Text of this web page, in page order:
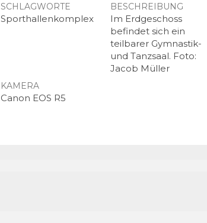
SCHLAGWORTE
Sporthallenkomplex
BESCHREIBUNG
Im Erdgeschoss
befindet sich ein
teilbarer Gymnastik-
und Tanzsaal. Foto:
Jacob Müller
KAMERA
Canon EOS R5